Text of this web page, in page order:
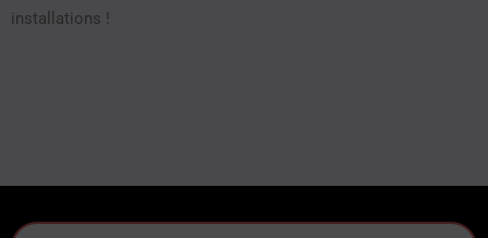
installations !